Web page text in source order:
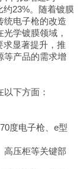
约23%。随着镀膜
统电子枪的改造
学镀膜领域，
求显著提升，推
等产品的需求增
下方面：
度电子枪、e型
高压柜等关键部